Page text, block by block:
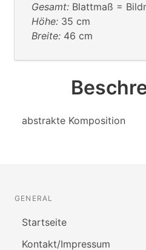
Gesamt: Blattmaß =
Höhe: 35 cm
Breite: 46 cm
abstrakte Komposition
GENERAL
Startseite
Kontakt/Impressum